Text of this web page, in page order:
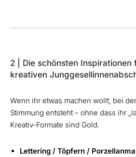
2 | Die schönsten Inspirationen
kreativen
Wenn ihr etwas machen wollt, bei
Stimmung entsteht – ohne dass ihr
Kreativ-Formate sind Gold.
Lettering / Töpfern /